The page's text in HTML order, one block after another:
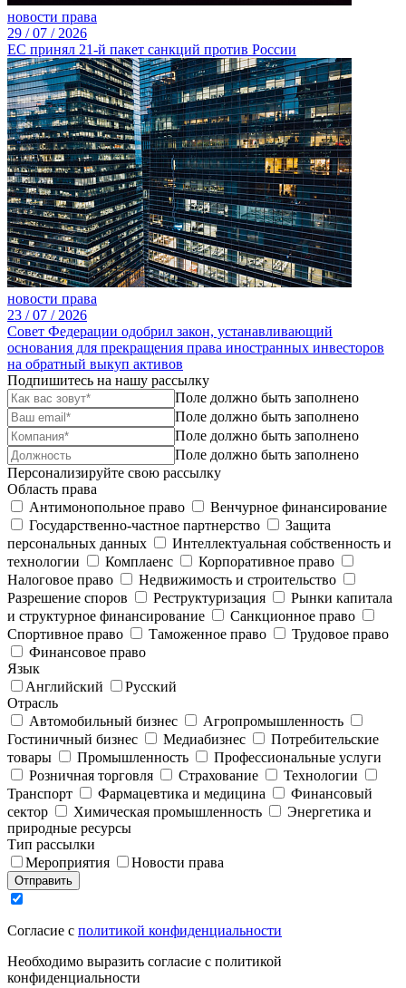
новости права
29 /07 / 2026
ЕС принял 21-й пакет санкций против России
новости права
23 /07 / 2026
Совет Федерации одобрил закон, устанавливающий
основания для прекращения права иностранных инвесторов
на обратный выкуп активов
Подпишитесь на нашу рассылку
Поле должно быть заполнено
Поле должно быть заполнено
Поле должно быть заполнено
Поле должно быть заполнено
Персонализируйте свою рассылку
Область права
Антимонопольное право
Венчурное финансирование
Государственно-частное партнерство
Защита
персональных данных
Интеллектуальная собственность и
технологии
Комплаенс
Корпоративное право
Налоговое право
Недвижимость и строительство
Разрешение споров
Реструктуризация
Рынки капитала
и структурное финансирование
Санкционное право
Спортивное право
Таможенное право
Трудовое право
Финансовое право
Язык
Английский
Русский
Отрасль
Автомобильный бизнес
Агропромышленность
Гостиничный бизнес
Медиабизнес
Потребительские
товары
Промышленность
Профессиональные услуги
Розничная торговля
Страхование
Технологии
Транспорт
Фармацевтика и медицина
Финансовый
сектор
Химическая промышленность
Энергетика и
природные ресурсы
Тип рассылки
Мероприятия
Новости права
Отправить
Согласие с политикой конфиденциальности
Необходимо выразить согласие с политикой
конфиденциальности